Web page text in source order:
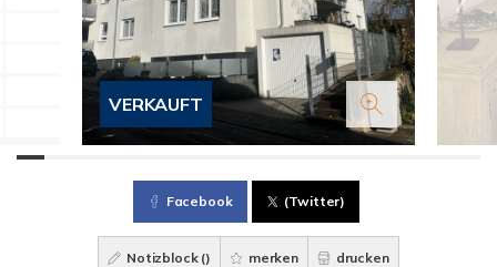
VERKAUFT
Facebook (Twitter)
Notizblock () merken drucken